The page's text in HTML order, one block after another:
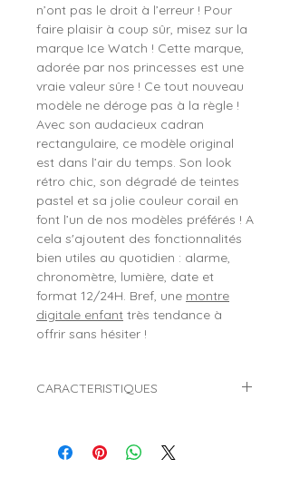
n’ont pas le droit à l’erreur ! Pour
faire plaisir à coup sûr, misez sur la
marque Ice Watch ! Cette marque,
adorée par nos princesses est une
vraie valeur sûre ! Ce tout nouveau
modèle ne déroge pas à la règle !
Avec son audacieux cadran
rectangulaire, ce modèle original
est dans l’air du temps. Son look
rétro chic, son dégradé de teintes
pastel et sa jolie couleur corail en
font l’un de nos modèles préférés ! A
cela s'ajoutent des fonctionnalités
bien utiles au quotidien : alarme,
chronomètre, lumière, date et
format 12/24H. Bref, une montre
digitale enfant très tendance à
offrir sans hésiter !
CARACTERISTIQUES
ICE Digit Retro
Référence :
022715 (Coral